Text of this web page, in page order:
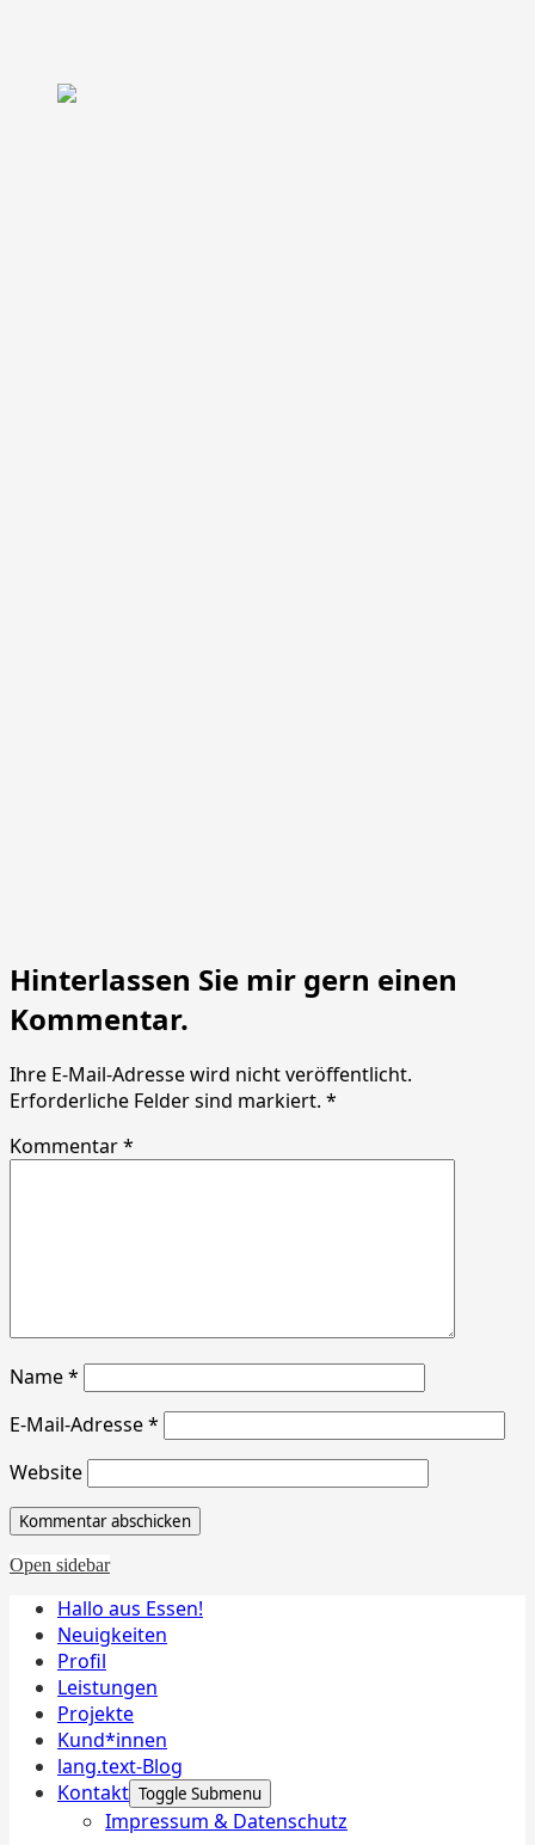
Hinterlassen Sie mir gern einen
Kommentar.
Ihre E-Mail-Adresse wird nicht veröffentlicht.
Erforderliche Felder sind markiert. *
Kommentar *
Name*
E-Mail-Adresse*
Website
Open sidebar
Hallo aus Essen!
Neuigkeiten
Profil
Leistungen
Projekte
Kund*innen
lang.text-Blog
Kontakt Toggle Submenu
Impressum & Datenschutz